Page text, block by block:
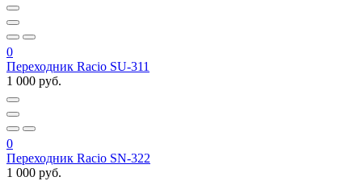
0
Переходник Racio SU-311
1 000 руб.
0
Переходник Racio SN-322
1 000 руб.